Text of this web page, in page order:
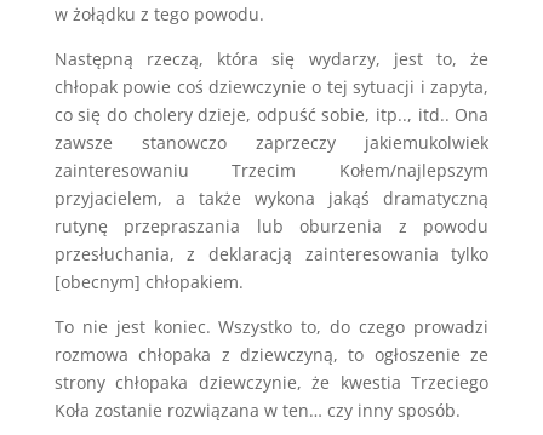
w żołądku z tego powodu.
Następną rzeczą, która się wydarzy, jest to, że
chłopak powie coś dziewczynie o tej sytuacji i zapyta,
co się do cholery dzieje, odpuść sobie, itp.., itd.. Ona
zawsze stanowczo zaprzeczy jakiemukolwiek
zainteresowaniu Trzecim Kołem/najlepszym
przyjacielem, a także wykona jakąś dramatyczną
rutynę przepraszania lub oburzenia z powodu
przesłuchania, z deklaracją zainteresowania tylko
[obecnym] chłopakiem.
To nie jest koniec. Wszystko to, do czego prowadzi
rozmowa chłopaka z dziewczyną, to ogłoszenie ze
strony chłopaka dziewczynie, że kwestia Trzeciego
Koła zostanie rozwiązana w ten… czy inny sposób.